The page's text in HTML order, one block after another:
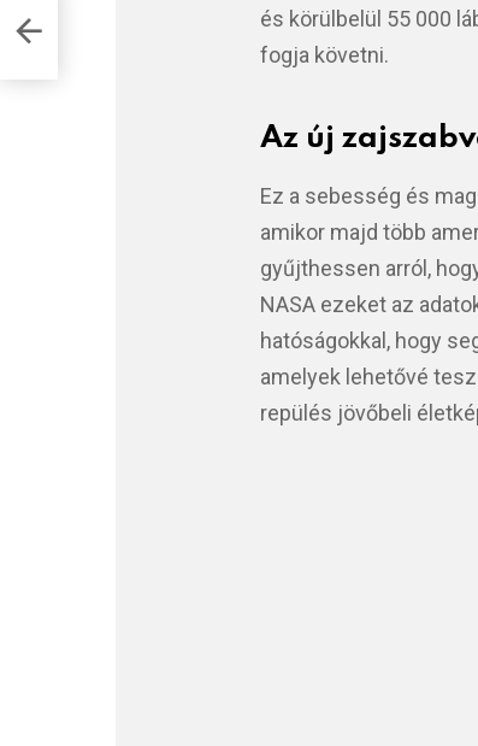
és körülbelül 55 000
fogja követni.
Az új
Ez a sebesség és
amikor majd több
gyűjthessen arról,
NASA ezeket az
hatóságokkal, hogy
amelyek lehetővé
repülés jövőbeli
új